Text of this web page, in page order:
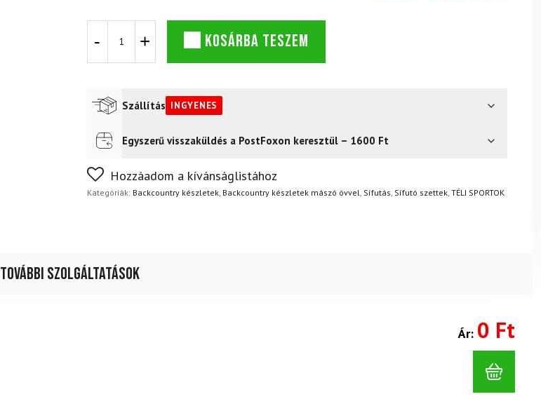
szett
csúszásgátló
övvel
kötésekkel
Alpina
Snowfield
csizma
KOSÁRBA TESZEM
Szállítás INGYENES
Futár a címreIngyenes
Egyszerű visszaküldés a PostFoxon keresztül – 1600 Ft
Nem biztos a választásában? Semmi gond – a terméket egyszerűen visszaküldheti 14
napon belül, indoklás nélkül.Mik a visszaküldés feltételei?
Hozzáadom a kívánságlistához
Kategóriák: Backcountry készletek, Backcountry készletek mászó övvel Sífutás Sífutó szettek, TÉLI SPORTOK
További szolgáltatások
Ár: 0 Ft